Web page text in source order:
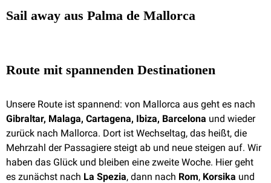
Sail away aus Palma de Mallorca
Route mit spannenden Destinationen
Unsere Route ist spannend: von Mallorca aus geht es nach
Gibraltar, Malaga, Cartagena, Ibiza, Barcelona und wieder
zurück nach Mallorca. Dort ist Wechseltag, das heißt, die
Mehrzahl der Passagiere steigt ab und neue steigen auf. Wir
haben das Glück und bleiben eine zweite Woche. Hier geht
es zunächst nach La Spezia, dann nach Rom, Korsika und